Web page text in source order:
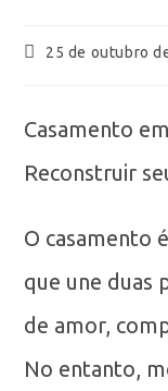
25 de outubro
Casamento
Reconstruir
O casamento
que une duas
de amor,
No entanto,